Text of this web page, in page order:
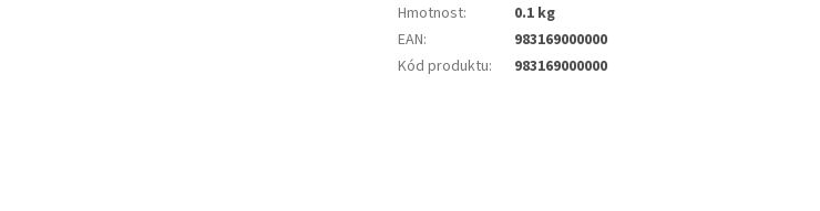
Hmotnost:
0.1 kg
EAN:
983169000000
Kód produktu: 983169000000